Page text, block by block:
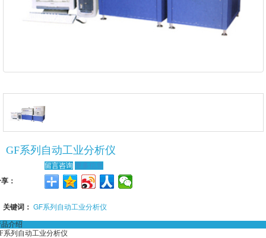
GF系列自动工业分析仪
留言咨询 更多信息
：
关键词： GF系列自动工业分析仪
介绍
系列自动工业分析仪